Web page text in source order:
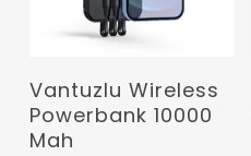
Devamını Oku
Vantuzlu Wireless
Powerbank 10000
Mah